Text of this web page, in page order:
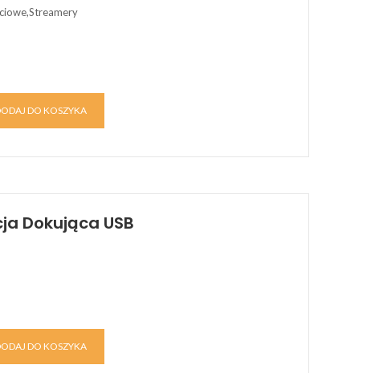
DO KOSZYKA
Dokująca USB
DO KOSZYKA